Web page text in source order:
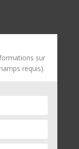
sur
requis).